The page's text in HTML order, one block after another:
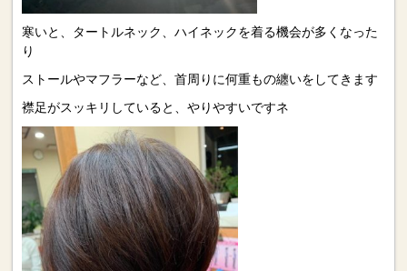
寒いと、タートルネック、ハイネックを着る機会が多くなった
り
ストールやマフラーなど、首周りに何重もの纏いをしてきます
襟足がスッキリしていると、やりやすいですネ